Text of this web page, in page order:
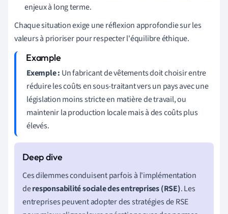
enjeux à long terme.
Chaque situation exige une réflexion approfondie sur les
valeurs à prioriser pour respecter l'équilibre éthique.
Exemple : Un fabricant de vêtements doit choisir entre
réduire les coûts en sous-traitant vers un pays avec une
législation moins stricte en matière de travail, ou
maintenir la production locale mais à des coûts plus
élevés.
Ces dilemmes conduisent parfois à l'implémentation
deresponsabilité sociale des entreprises (RSE). Les
entreprises peuvent adopter des stratégies de RSE